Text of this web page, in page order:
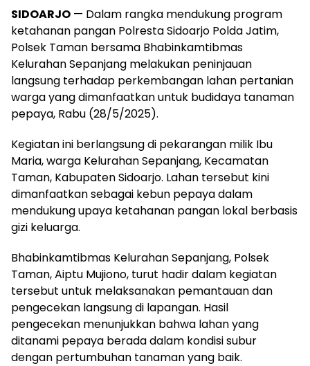
SIDOARJO — Dalam rangka mendukung program
ketahanan pangan Polresta Sidoarjo Polda Jatim,
Polsek Taman bersama Bhabinkamtibmas
Kelurahan Sepanjang melakukan peninjauan
langsung terhadap perkembangan lahan pertanian
warga yang dimanfaatkan untuk budidaya tanaman
pepaya, Rabu (28/5/2025).
Kegiatan ini berlangsung di pekarangan milik Ibu
Maria, warga Kelurahan Sepanjang, Kecamatan
Taman, Kabupaten Sidoarjo. Lahan tersebut kini
dimanfaatkan sebagai kebun pepaya dalam
mendukung upaya ketahanan pangan lokal berbasis
gizi keluarga.
Bhabinkamtibmas Kelurahan Sepanjang, Polsek
Taman, Aiptu Mujiono, turut hadir dalam kegiatan
tersebut untuk melaksanakan pemantauan dan
pengecekan langsung di lapangan. Hasil
pengecekan menunjukkan bahwa lahan yang
ditanami pepaya berada dalam kondisi subur
dengan pertumbuhan tanaman yang baik.